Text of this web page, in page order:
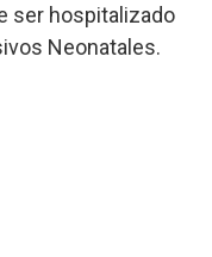
ser hospitalizado
Neonatales.